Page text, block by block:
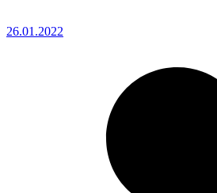
26.01.2022